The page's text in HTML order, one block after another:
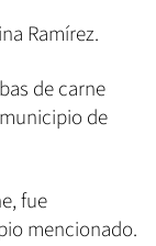
Ramírez.
de carne
de
fue
mencionado.